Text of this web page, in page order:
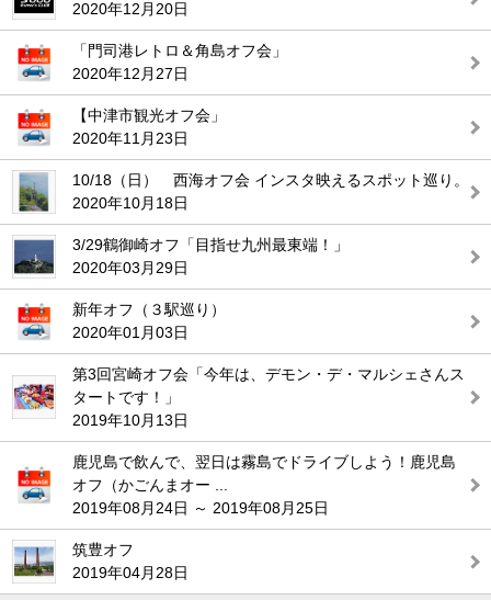
2020年12月20日
「門司港レトロ＆角島オフ会」
2020年12月27日
【中津市観光オフ会」
2020年11月23日
10/18（日） 西海オフ会 インスタ映えるスポット巡り。
2020年10月18日
3/29鶴御崎オフ「目指せ九州最東端！」
2020年03月29日
新年オフ（３駅巡り）
2020年01月03日
第3回宮崎オフ会「今年は、デモン・デ・マルシェさんス
タートです！」
2019年10月13日
鹿児島で飲んで、翌日は霧島でドライブしよう！鹿児島
オフ（かごんまオー ...
2019年08月24日 ～ 2019年08月25日
筑豊オフ
2019年04月28日